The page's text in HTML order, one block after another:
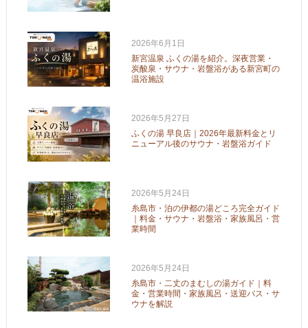
2026年6月1日
新宮温泉 ふくの湯を紹介。深夜営業・
炭酸泉・サウナ・岩盤浴がある新宮町の
温浴施設
2026年5月27日
ふくの湯 早良店｜2026年最新料金とリ
ニューアル後のサウナ・岩盤浴ガイド
2026年5月24日
糸島市・泊の伊都の湯どころ完全ガイド
｜料金・サウナ・岩盤浴・家族風呂・営
業時間
2026年5月24日
糸島市・二丈のまむしの湯ガイド｜料
金・営業時間・家族風呂・送迎バス・サ
ウナを解説